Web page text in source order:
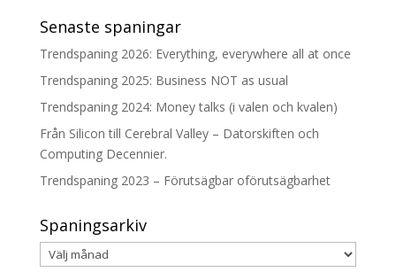
Senaste spaningar
Trendspaning 2026: Everything, everywhere all at once
Trendspaning 2025: Business NOT as usual
Trendspaning 2024: Money talks (i valen och kvalen)
Från Silicon till Cerebral Valley – Datorskiften och
Computing Decennier.
Trendspaning 2023 – Förutsägbar oförutsägbarhet
Spaningsarkiv
Spaningsarkiv